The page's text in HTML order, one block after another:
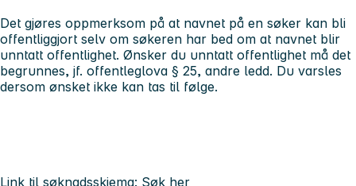
Det gjøres oppmerksom på at navnet på en søker kan bli
offentliggjort selv om søkeren har bed om at navnet blir
unntatt offentlighet. Ønsker du unntatt offentlighet må det
begrunnes, jf. offentleglova § 25, andre ledd. Du varsles
dersom ønsket ikke kan tas til følge.
Link til søknadsskjema: Søk her